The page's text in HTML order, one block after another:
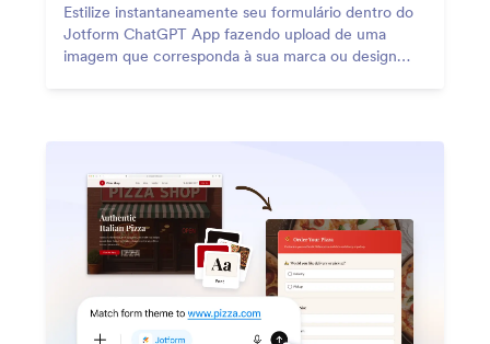
Estilize instantaneamente seu formulário dentro do
Jotform ChatGPT App fazendo upload de uma
imagem que corresponda à sua marca ou design